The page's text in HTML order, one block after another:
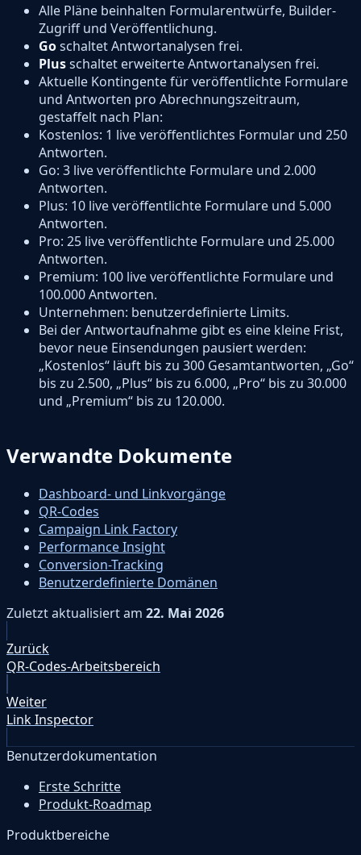
Alle Pläne beinhalten Formularentwürfe, Builder-
Zugriff und Veröffentlichung.
Goschaltet Antwortanalysen frei.
Plusschaltet erweiterte Antwortanalysen frei.
Aktuelle Kontingente für veröffentlichte Formulare
und Antworten pro Abrechnungszeitraum,
gestaffelt nach Plan:
Kostenlos: 1 live veröffentlichtes Formular und 250
Antworten.
Go: 3 live veröffentlichte Formulare und 2.000
Antworten.
Plus: 10 live veröffentlichte Formulare und 5.000
Antworten.
Pro: 25 live veröffentlichte Formulare und 25.000
Antworten.
Premium: 100 live veröffentlichte Formulare und
100.000 Antworten.
Unternehmen: benutzerdefinierte Limits.
Bei der Antwortaufnahme gibt es eine kleine Frist,
bevor neue Einsendungen pausiert werden:
„Kostenlos“ läuft bis zu 300 Gesamtantworten, „Go“
bis zu 2.500, „Plus“ bis zu 6.000, „Pro“ bis zu 30.000
und „Premium“ bis zu 120.000.
Verwandte Dokumente
Dashboard- und Linkvorgänge
QR-Codes
Campaign Link Factory
Performance Insight
Conversion-Tracking
Benutzerdefinierte Domänen
Zuletzt aktualisiertam 22. Mai 2026
Zurück
QR-Codes-Arbeitsbereich
Weiter
Link Inspector
Benutzerdokumentation
Erste Schritte
Produkt-Roadmap
Produktbereiche